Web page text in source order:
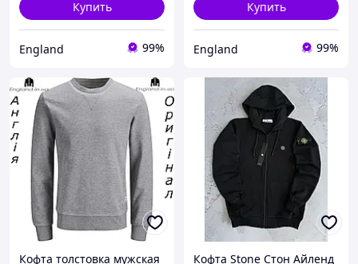
Купить
England 99%
Купить
England 99%
Кофта толстовка мужская
Кофта Stone Стон Айленд